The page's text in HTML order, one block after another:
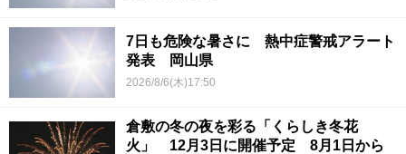
7日も危険な暑さに 熱中症警戒アラート
発表 岡山県
2026/8/6(木)17:50
倉敷の冬の夜を彩る「くらしき冬花
火」 12月3日に開催予定 8月1日から